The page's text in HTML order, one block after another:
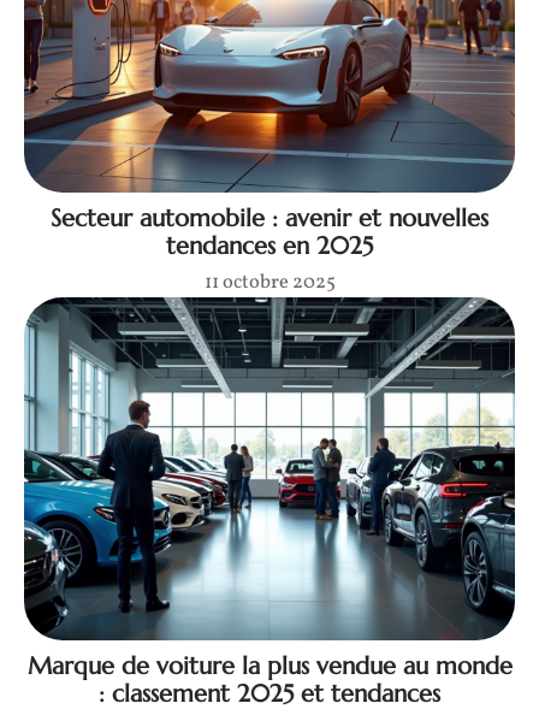
Secteur automobile : avenir et nouvelles
tendances en 2025
11 octobre 2025
Marque de voiture la plus vendue au monde
: classement 2025 et tendances